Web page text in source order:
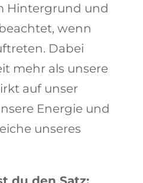
Hintergrund und
wenn
Dabei
mehr als unsere
auf unser
Energie und
unseres